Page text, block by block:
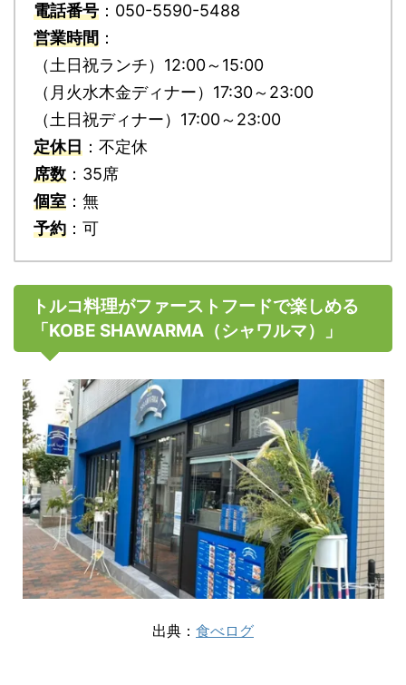
電話番号 ：050-5590-5488
営業時間 ：
（土日祝ランチ）12:00～15:00
（月火水木金ディナー）17:30～23:00
（土日祝ディナー）17:00～23:00
定休日 ：不定休
席数 ：35席
個室 ：無
予約 ：可
トルコ料理がファーストフードで楽しめる
「KOBE SHAWARMA（シャワルマ）」
出典： 食べログ